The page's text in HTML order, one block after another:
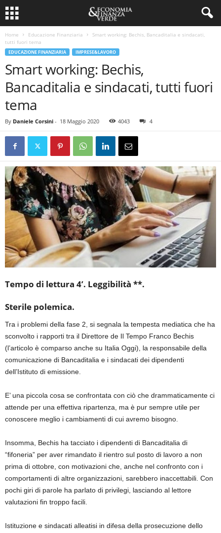
Home Educazione Finanziaria
Smart working: Bechis, Bancaditalia e sindacati,
tutti fuori tema
EDUCAZIONE FINANZIARIA IMPRESE&LAVORO
Smart working: Bechis,
Bancaditalia e sindacati, tutti fuori
tema
By Daniele Corsini - 18 Maggio 2020 4043 4
Tempo di lettura 4’. Leggibilità **.
Sterile polemica.
Tra i problemi della fase 2, si segnala la tempesta mediatica che ha
sconvolto i rapporti tra il Direttore de Il Tempo Franco Bechis
(l’articolo è comparso anche su Italia Oggi), la responsabile della
comunicazione di Bancaditalia e i sindacati dei dipendenti
dell’Istituto di emissione.
E’ una piccola cosa se confrontata con ciò che drammaticamente ci
attende per una effettiva ripartenza, ma è pur sempre utile per
conoscere meglio i cambiamenti di cui avremo bisogno.
Insomma, Bechis ha tacciato i dipendenti di Bancaditalia di
“fifoneria” per aver rimandato il rientro sul posto di lavoro a non
prima di ottobre, con motivazioni che, anche nel confronto con i
comportamenti di altre organizzazioni, sarebbero inaccettabili. Con
pochi giri di parole ha parlato di privilegi, lasciando al lettore
valutazioni fin troppo facili.
Istituzione e sindacati alleatisi in difesa della prosecuzione dello